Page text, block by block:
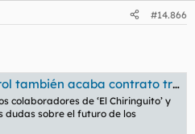
#14.866
tras el Mundial y reina la “incertidumbre”
colaboradores de ‘El Chiringuito’ y
dudas sobre el futuro de los